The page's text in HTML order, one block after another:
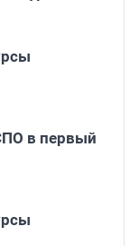
в первый